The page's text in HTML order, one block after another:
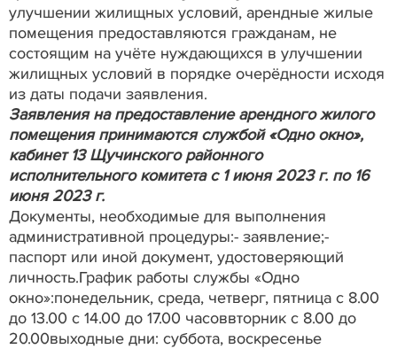
улучшении жилищных условий, арендные жилые
помещения предоставляются гражданам, не
состоящим на учёте нуждающихся в улучшении
жилищных условий в порядке очерёдности исходя
из даты подачи заявления.
Заявления на предоставление арендного жилого
помещения принимаются службой «Одно окно»,
кабинет 13 Щучинского районного
исполнительного комитета с 1 июня 2023 г. по 16
июня 2023 г.
Документы, необходимые для выполнения
административной процедуры:- заявление;-
паспорт или иной документ, удостоверяющий
личность.График работы службы «Одно
окно»:понедельник, среда, четверг, пятница с 8.00
до 13.00 с 14.00 до 17.00 часоввторник с 8.00 до
20.00выходные дни: суббота, воскресенье